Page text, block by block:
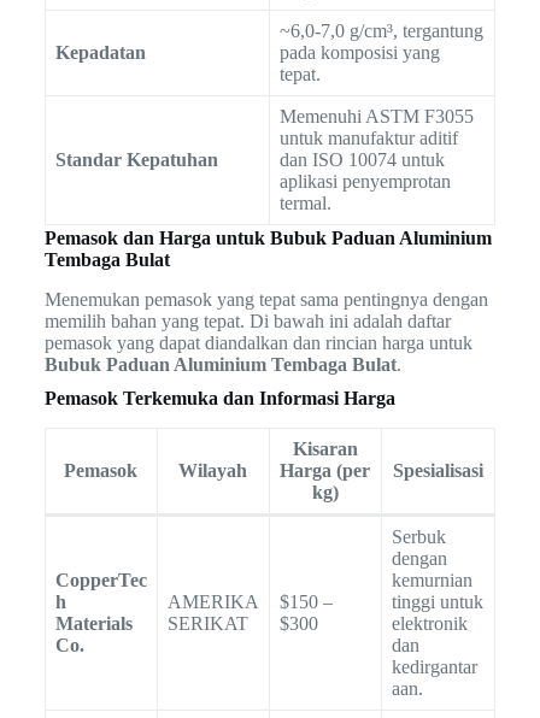
Kepadatan
~6,0-7,0 g/cm³, tergantung
pada komposisi yang
tepat.
Standar Kepatuhan
Memenuhi ASTM F3055
untuk manufaktur aditif
dan ISO 10074 untuk
aplikasi penyemprotan
termal.
Pemasok dan Harga untuk Bubuk Paduan Aluminium
Tembaga Bulat
Menemukan pemasok yang tepat sama pentingnya dengan
memilih bahan yang tepat. Di bawah ini adalah daftar
pemasok yang dapat diandalkan dan rincian harga untuk
Bubuk Paduan Aluminium Tembaga Bulat.
Pemasok Terkemuka dan Informasi Harga
Pemasok Wilayah
Kisaran
Harga (per
kg)
Spesialisasi
CopperTec
h
Materials
Co.
AMERIKA
SERIKAT
$150 –
$300
Serbuk
dengan
kemurnian
tinggi untuk
elektronik
dan
kedirgantar
aan.